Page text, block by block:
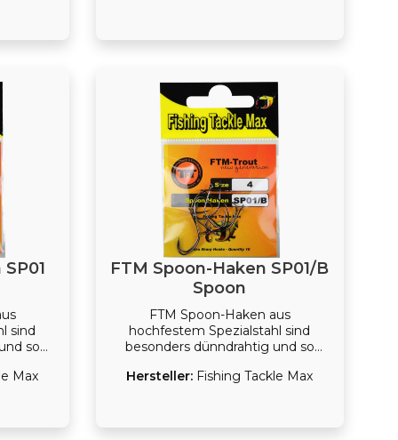
den
Sets
zu
sind
so
sind
Max
FTM Spoon-Haken SP01/B
Spoon
FTM Spoon-Haken aus
hochfestem Spezialstahl sind
besonders dünndrahtig und so
Situationen gehakt werden.
landen. FTM Spoon-Haken sind
Hersteller: Fishing Tackle Max